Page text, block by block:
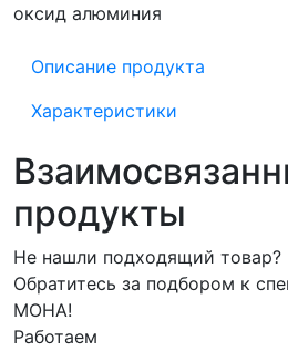
оксид алюминия
Описание продукта
Характеристики
продукты
Не нашли подходящий товар?
Обратитесь за подбором к
МОНА!
Работаем